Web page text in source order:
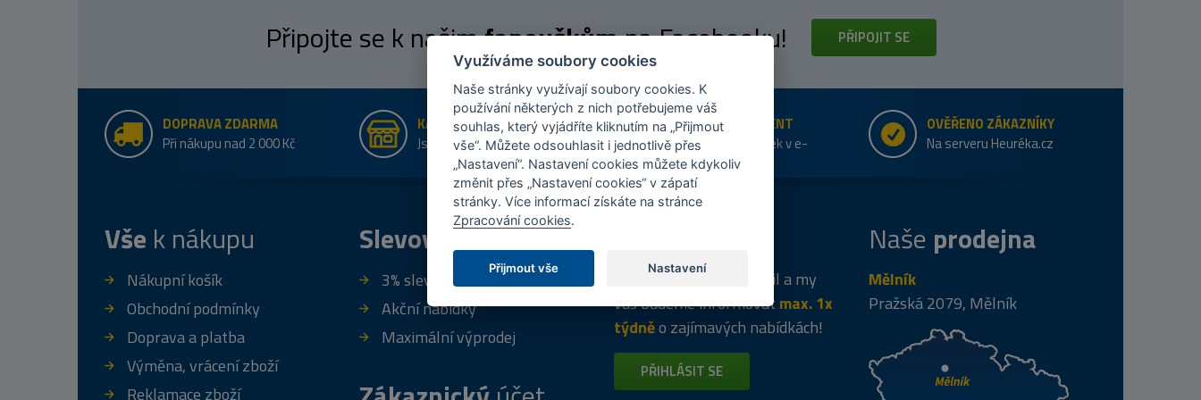
Připojte se k našimfanouškůmna Facebooku! PŘIPOJIT SE
DOPRAVA ZDARMA
Při nákupu nad 2 000 Kč
KAMENNÉ PRODEJNY
Jsme na trhu více než 10 let
ŠIROKÝ SORTIMENT
Přes 20 tis. položek v e-
shopu
OVĚŘENO ZÁKAZNÍKY
Na serveru Heuréka.cz
Vše k nákupu
Nákupní košík
Obchodní podmínky
Doprava a platba
Výměna, vrácení zboží
Reklamace zboží
Slevový program
3% sleva za registraci
Akční nabídky
Maximální výprodej
Napište nám svůj e-mail a my
vás budeme informovat max. 1x
týdněo zajímavých nabídkách!
PŘIHLÁSIT SE
Naše prodejna
Mělník
Pražská 2079, Mělník
Využíváme soubory cookies
Naše stránky využívají soubory cookies. K
používání některých z nich potřebujeme váš
souhlas, který vyjádříte kliknutím na „Přijmout
vše“. Můžete odsouhlasit i jednotlivě přes
„Nastavení“. Nastavení cookies můžete kdykoliv
změnit přes „Nastavení cookies“ v zápatí
stránky. Více informací získáte na stránce
Zpracování cookies.
Přijmout vše Nastavení